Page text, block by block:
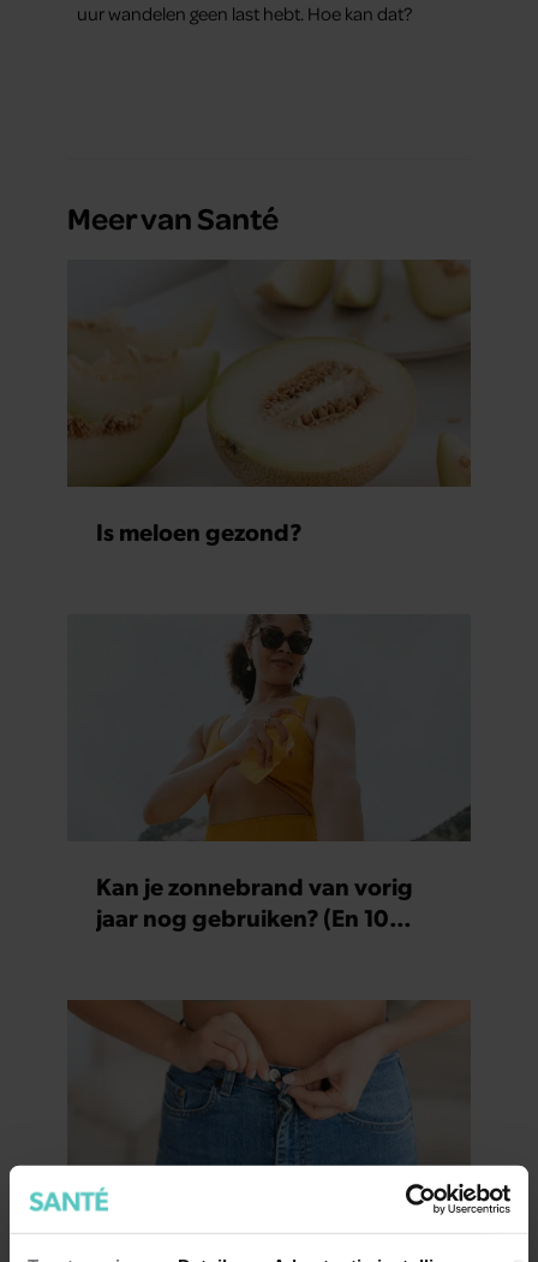
uur wandelen geen last hebt. Hoe kan dat?
Meer van Santé
Is meloen gezond?
Kan je zonnebrand van vorig
jaar nog gebruiken? (En 10